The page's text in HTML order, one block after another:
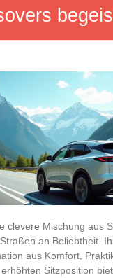
clevere Mischung aus
an Beliebtheit.
aus Komfort,
Sitzposition